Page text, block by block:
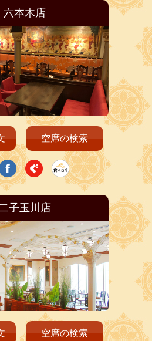
六本木店
空席の検索
子玉川店
空席の検索